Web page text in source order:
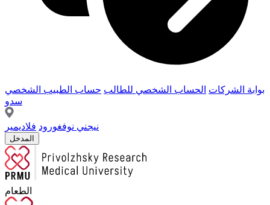
بوابة الشركات الحساب الشخصي للطالب حساب الطبيب الشخصي
سدو
نيجني نوفغورود فلاديمير
المدخل
الطعام